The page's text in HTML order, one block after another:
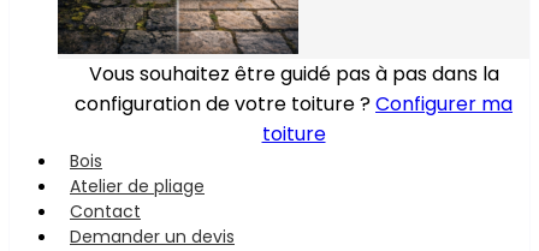
Vous souhaitez être guidé pas à pas dans la
configuration de votre toiture ?Configurer ma
toiture
Bois
Atelier de pliage
Contact
Demander un devis